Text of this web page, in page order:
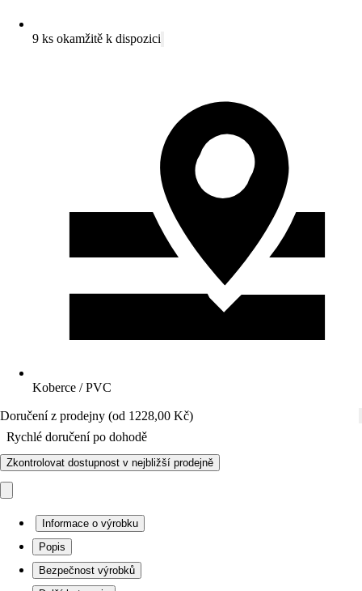
9 ks okamžitě k dispozici
Koberce / PVC
Doručení z prodejny (od 1228,00 Kč)
Rychlé doručení po dohodě
Zkontrolovat dostupnost v nejbližší prodejně
Informace o výrobku
Popis
Bezpečnost výrobků